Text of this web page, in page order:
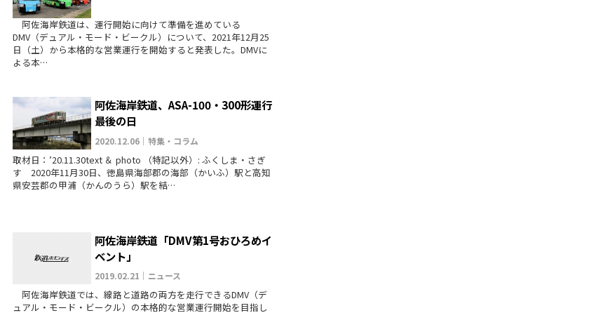
阿佐海岸鉄道は、運行開始に向けて準備を進めている
DMV（デュアル・モード・ビークル）について、2021年12月25
日（土）から本格的な営業運行を開始すると発表した。DMVに
よる本…
阿佐海岸鉄道、ASA-100・300形運行
最後の日
2020.12.06｜特集・コラム
取材日：’20.11.30text ＆ photo （特記以外）: ふくしま・さぎ
す 2020年11月30日、徳島県海部郡の海部（かいふ）駅と高知
県安芸郡の甲浦（かんのうら）駅を結…
阿佐海岸鉄道「DMV第1号おひろめイ
ベント」
2019.02.21｜ニュース
阿佐海岸鉄道では、線路と道路の両方を走行できるDMV（デ
ュアル・モード・ビークル）の本格的な営業運行開始を目指し